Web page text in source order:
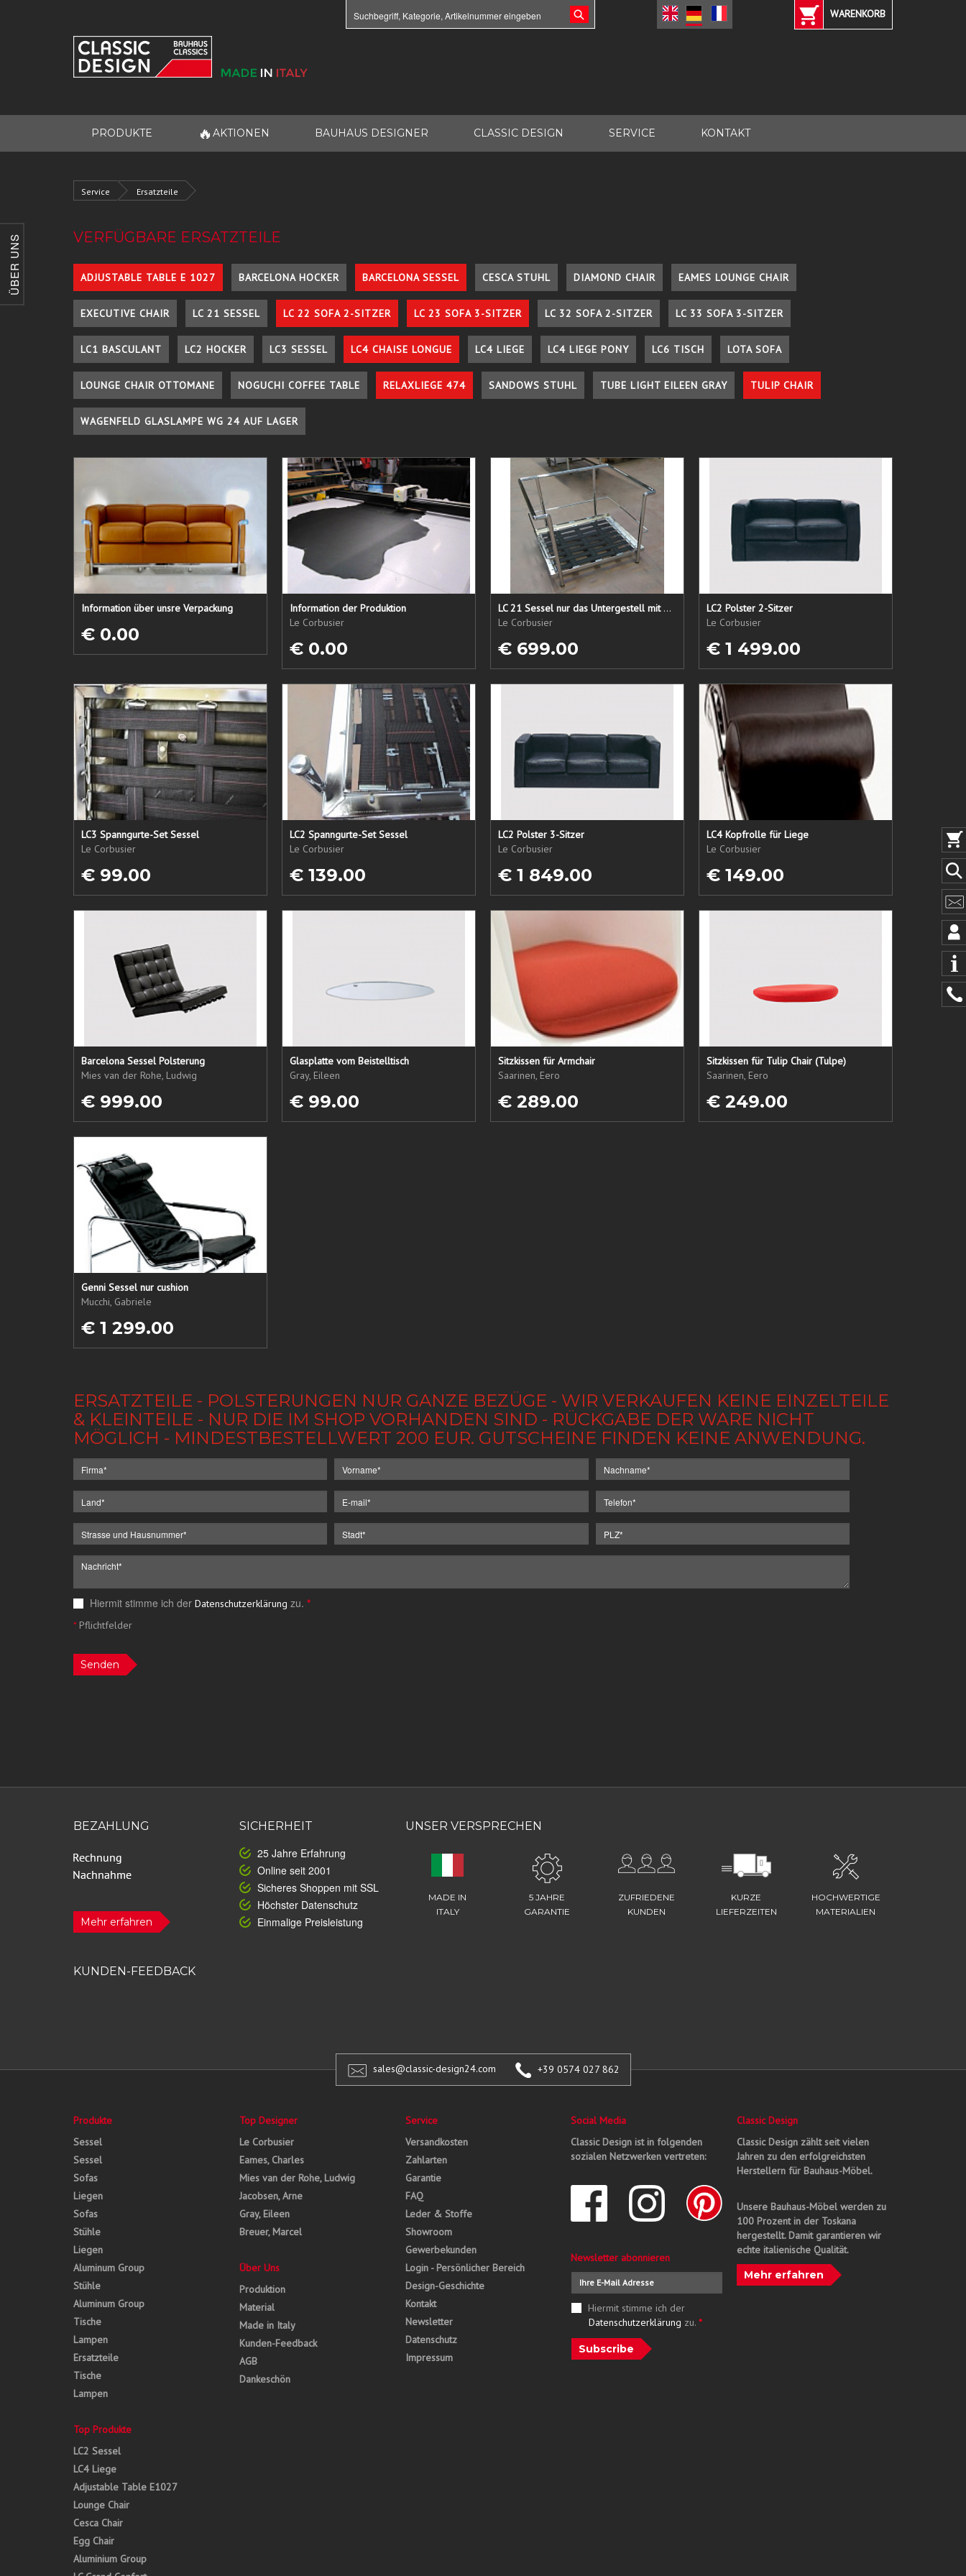
ÜBER UNS
WARENKORB
PRODUKTE 🔥 AKTIONEN BAUHAUS DESIGNER CLASSIC DESIGN SERVICE KONTAKT
Service Ersatzteile
VERFÜGBARE ERSATZTEILE
ADJUSTABLE TABLE E 1027 BARCELONA HOCKER BARCELONA SESSEL CESCA STUHL DIAMOND CHAIR EAMES LOUNGE CHAIR
EXECUTIVE CHAIR LC 21 SESSEL LC 22 SOFA 2-SITZER LC 23 SOFA 3-SITZER LC 32 SOFA 2-SITZER LC 33 SOFA 3-SITZER
LC1 BASCULANT LC2 HOCKER LC3 SESSEL LC4 CHAISE LONGUE LC4 LIEGE LC4 LIEGE PONY LC6 TISCH LOTA SOFA
LOUNGE CHAIR OTTOMANE NOGUCHI COFFEE TABLE RELAXLIEGE 474 SANDOWS STUHL TUBE LIGHT EILEEN GRAY TULIP CHAIR
WAGENFELD GLASLAMPE WG 24 AUF LAGER
Information über unsre Verpackung
€ 0.00
Information der Produktion
Le Corbusier
€ 0.00
LC 21 Sessel nur das Untergestell mit elastischen Straps
Le Corbusier
€ 699.00
LC2 Polster 2-Sitzer
Le Corbusier
€ 1 499.00
LC3 Spanngurte-Set Sessel
Le Corbusier
€ 99.00
LC2 Spanngurte-Set Sessel
Le Corbusier
€ 139.00
LC2 Polster 3-Sitzer
Le Corbusier
€ 1 849.00
LC4 Kopfrolle für Liege
Le Corbusier
€ 149.00
Barcelona Sessel Polsterung
Mies van der Rohe, Ludwig
€ 999.00
Glasplatte vom Beistelltisch
Gray, Eileen
€ 99.00
Sitzkissen für Armchair
Saarinen, Eero
€ 289.00
Sitzkissen für Tulip Chair (Tulpe)
Saarinen, Eero
€ 249.00
Genni Sessel nur cushion
Mucchi, Gabriele
€ 1 299.00
ERSATZTEILE - POLSTERUNGEN NUR GANZE BEZÜGE - WIR VERKAUFEN KEINE EINZELTEILE
& KLEINTEILE - NUR DIE IM SHOP VORHANDEN SIND - RÜCKGABE DER WARE NICHT
MÖGLICH - MINDESTBESTELLWERT 200 EUR. GUTSCHEINE FINDEN KEINE ANWENDUNG.
Hiermit stimme ich der Datenschutzerklärung zu. *
*Pflichtfelder
Senden
BEZAHLUNG
Mehr erfahren
SICHERHEIT
25 Jahre Erfahrung
Online seit 2001
Sicheres Shoppen mit SSL
Höchster Datenschutz
Einmalige Preisleistung
UNSER VERSPRECHEN
MADE IN
ITALY
5 JAHRE
GARANTIE
ZUFRIEDENE
KUNDEN
KURZE
LIEFERZEITEN
HOCHWERTIGE
MATERIALIEN
KUNDEN-FEEDBACK
sales@classic-design24.com +39 0574 027 862
Produkte
Sessel
Sessel
Sofas
Liegen
Sofas
Stühle
Liegen
Aluminum Group
Stühle
Aluminum Group
Tische
Lampen
Ersatzteile
Tische
Lampen
Top Produkte
LC2 Sessel
LC4 Liege
Adjustable Table E1027
Lounge Chair
Cesca Chair
Egg Chair
Aluminium Group
Top Designer
Le Corbusier
Eames, Charles
Mies van der Rohe, Ludwig
Jacobsen, Arne
Gray, Eileen
Breuer, Marcel
Über Uns
Produktion
Material
Made in Italy
Kunden-Feedback
AGB
Dankeschön
Service
Versandkosten
Zahlarten
Garantie
FAQ
Leder & Stoffe
Showroom
Gewerbekunden
Login - Persönlicher Bereich
Design-Geschichte
Kontakt
Newsletter
Datenschutz
Impressum
Social Media
Classic Design ist in folgenden
sozialen Netzwerken vertreten:
Newsletter abonnieren
Hiermit stimme ich der
Datenschutzerklärung zu. *
Subscribe
Classic Design
Classic Design zählt seit vielen
Jahren zu den erfolgreichsten
Herstellern für Bauhaus-Möbel.
Unsere Bauhaus-Möbel werden zu
100 Prozent in der Toskana
hergestellt. Damit garantieren wir
echte italienische Qualität.
Mehr erfahren